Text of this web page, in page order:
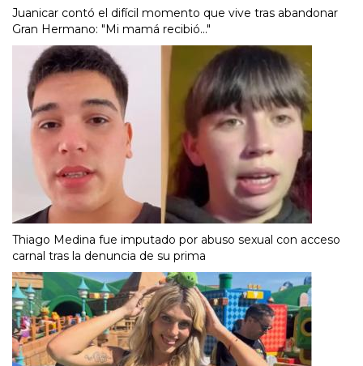
Juanicar contó el difícil momento que vive tras abandonar
Gran Hermano: "Mi mamá recibió..."
Thiago Medina fue imputado por abuso sexual con acceso
carnal tras la denuncia de su prima